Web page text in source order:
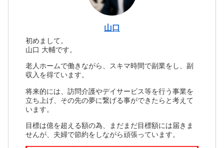
山口
初めまして。
山口 大輔です。
老人ホームで働きながら、スキマ時間で副業をし、副
収入を得ています。
将来的には、訪問介護やデイサービス等を行う事業を
立ち上げ、その先の夢に繋げる事ができたらと考えて
います。
目標は億を超える額の為、まだまだ目標額には届きま
せんが、夫婦で節約をしながら頑張っています。